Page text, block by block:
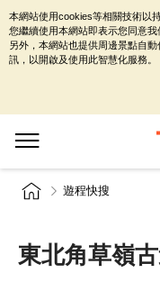
遊程快搜
東北角草嶺
本網站使用cookies等相關技術以
您繼續使用本網站即表示您同意我
另外，本網站也提供周邊景點自
訊，以開啟及使用此智慧化服務。